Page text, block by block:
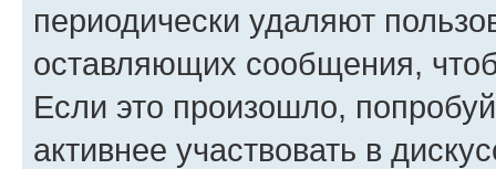
периодически удаляют
оставляющих сообщения,
Если это произошло,
активнее участвовать в